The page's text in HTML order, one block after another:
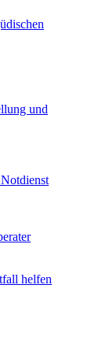
und
helfen